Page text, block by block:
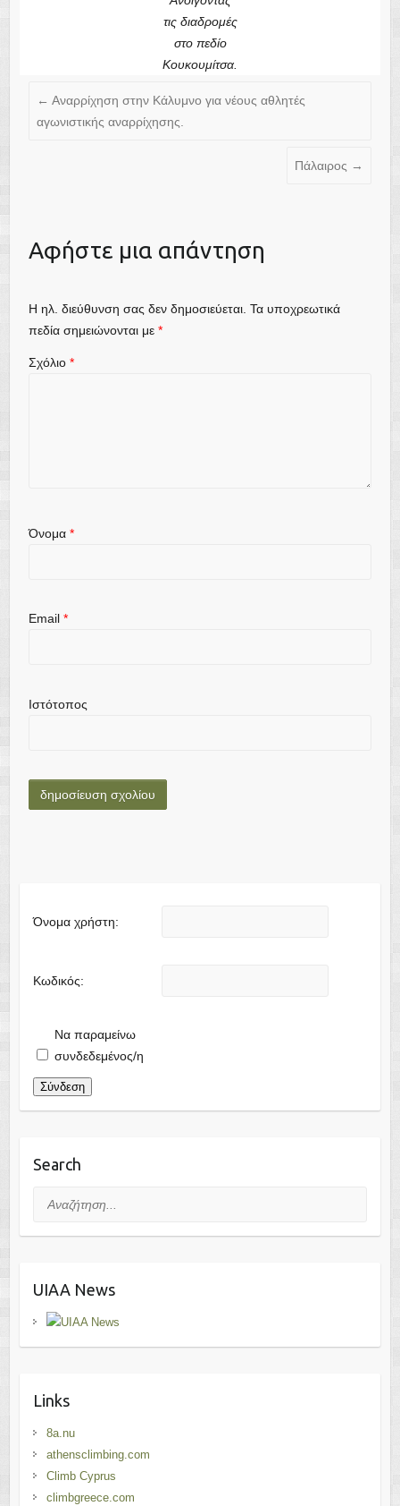
τις διαδρομές
στο πεδίο
Κουκουμίτσα.
← Αναρρίχηση στην Κάλυμνο για νέους αθλητές
αγωνιστικής αναρρίχησης.
Πάλαιρος →
Αφήστε μια απάντηση
Η ηλ. διεύθυνση σας δεν δημοσιεύεται. Τα υποχρεωτικά
πεδία σημειώνονται με *
Σχόλιο *
Όνομα *
Email *
Ιστότοπος
Όνομα χρήστη:
Κωδικός:
Να παραμείνω
συνδεδεμένος/η
Σύνδεση
Search
Αναζήτηση...
UIAA News
Links
8a.nu
athensclimbing.com
Climb Cyprus
climbgreece.com